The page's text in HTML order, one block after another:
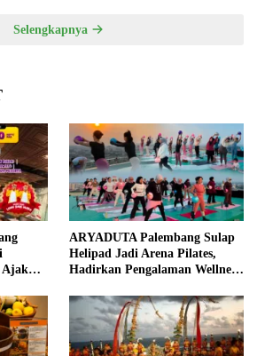
Selengkapnya
Ajak
ARYADUTA Palembang Sulap
Helipad Jadi Arena Pilates,
Hadirkan Pengalaman Wellness